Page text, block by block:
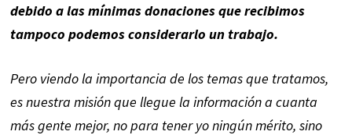
debido a las mínimas donaciones que recibimos
tampoco podemos considerarlo un trabajo.
Pero viendo la importancia de los temas que tratamos,
es nuestra misión que llegue la información a cuanta
más gente mejor, no para tener yo ningún mérito, sino